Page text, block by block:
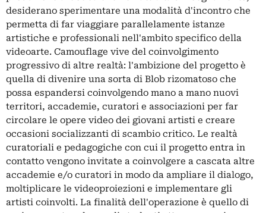
desiderano sperimentare una modalità d'incontro che
permetta di far viaggiare parallelamente istanze
artistiche e professionali nell'ambito specifico della
videoarte. Camouflage vive del coinvolgimento
progressivo di altre realtà: l'ambizione del progetto è
quella di divenire una sorta di Blob rizomatoso che
possa espandersi coinvolgendo mano a mano nuovi
territori, accademie, curatori e associazioni per far
circolare le opere video dei giovani artisti e creare
occasioni socializzanti di scambio critico. Le realtà
curatoriali e pedagogiche con cui il progetto entra in
contatto vengono invitate a coinvolgere a cascata altre
accademie e/o curatori in modo da ampliare il dialogo,
moltiplicare le videoproiezioni e implementare gli
artisti coinvolti. La finalità dell'operazione è quello di